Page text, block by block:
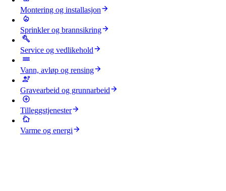
Montering og installasjon
Sprinkler og brannsikring
Service og vedlikehold
Vann, avløp og rensing
Gravearbeid og grunnarbeid
Tilleggstjenester
Varme og energi